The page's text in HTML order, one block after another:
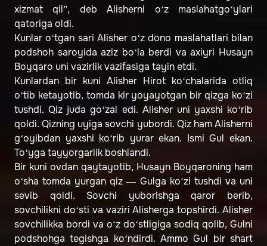
xizmat qil”, deb Alisherni o‘z maslahatgo‘ylari
qatoriga oldi.
Kunlar o‘tgan sari Alisher o‘z dono maslahatlari bilan
podshoh saroyida aziz bo‘la berdi va axiyri Husayn
Boyqaro uni vazirlik vazifasiga tayin etdi.
Kunlardan bir kuni Alisher Hirot ko‘chalarida otliq
o‘tib ketayotib, tomda kir yoyayotgan bir qizga ko‘zi
tushdi. Qiz juda go‘zal edi. Alisher uni yaxshi ko‘rib
qoldi. Qizning uyiga sovchi yubordi. Qiz ham Alisherni
g‘oyibdan yaxshi ko‘rib yurar ekan. Ismi Gul ekan.
To‘yga tayyorgarlik boshlandi.
Bir kuni ovdan qaytayotib, Husayn Boyqaroning ham
o‘sha tomda yurgan qiz — Gulga ko‘zi tushdi va uni
sevib qoldi. Sovchi yuborishga qaror berib,
sovchilikni do‘sti va vaziri Alisherga topshirdi. Alisher
sovchilikka bordi va o‘z do‘stligiga sodiq qolib, Gulni
podshohga tegishga ko‘ndirdi. Ammo Gul bir shart